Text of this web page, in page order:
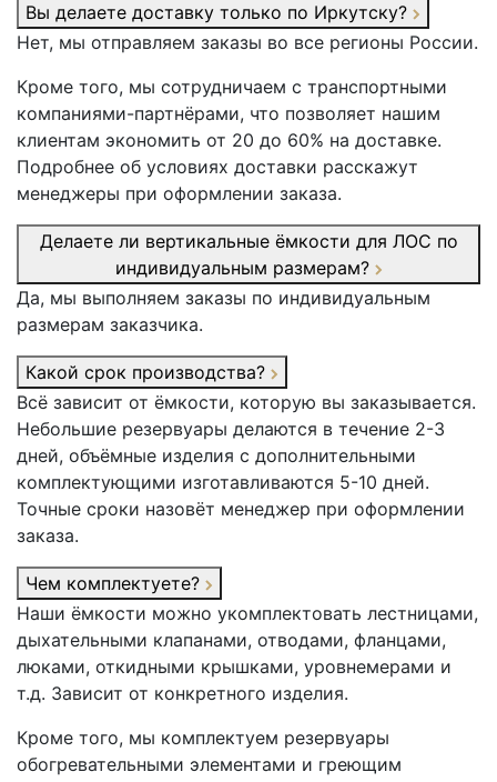
Вы делаете доставку только по Иркутску?
Нет, мы отправляем заказы во все регионы России.
Кроме того, мы сотрудничаем с транспортными
компаниями-партнёрами, что позволяет нашим
клиентам экономить от 20 до 60% на доставке.
Подробнее об условиях доставки расскажут
менеджеры при оформлении заказа.
Делаете ли вертикальные ёмкости для ЛОС по
индивидуальным размерам?
Да, мы выполняем заказы по индивидуальным
размерам заказчика.
Какой срок производства?
Всё зависит от ёмкости, которую вы заказывается.
Небольшие резервуары делаются в течение 2-3
дней, объёмные изделия с дополнительными
комплектующими изготавливаются 5-10 дней.
Точные сроки назовёт менеджер при оформлении
заказа.
Чем комплектуете?
Наши ёмкости можно укомплектовать лестницами,
дыхательными клапанами, отводами, фланцами,
люками, откидными крышками, уровнемерами и
т.д. Зависит от конкретного изделия.
Кроме того, мы комплектуем резервуары
обогревательными элементами и греющим